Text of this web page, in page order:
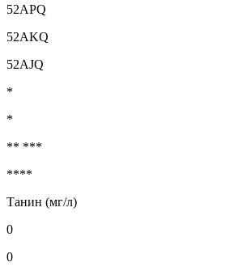
52APQ
52AKQ
52AJQ
*
*
** ***
****
Танин (мг/л)
0
0